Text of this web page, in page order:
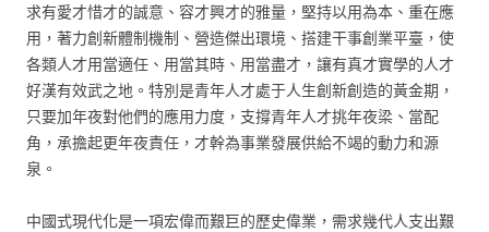
求有愛才惜才的誠意、容才興才的雅量，堅持以用為本、重在應
用，著力創新體制機制、營造傑出環境、搭建干事創業平臺，使
各類人才用當適任、用當其時、用當盡才，讓有真才實學的人才
好漢有效武之地。特別是青年人才處于人生創新創造的黃金期，
只要加年夜對他們的應用力度，支撐青年人才挑年夜梁、當配
角，承擔起更年夜責任，才幹為事業發展供給不竭的動力和源
泉。
中國式現代化是一項宏偉而艱巨的歷史偉業，需求幾代人支出艱